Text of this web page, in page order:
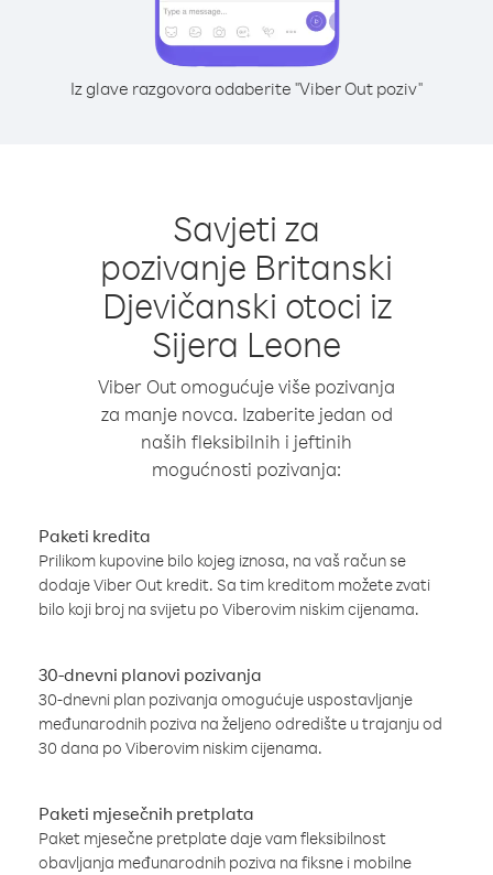
Iz glave razgovora odaberite "Viber Out poziv"
Savjeti za
pozivanje Britanski
Djevičanski otoci iz
Sijera Leone
Viber Out omogućuje više pozivanja
za manje novca. Izaberite jedan od
naših fleksibilnih i jeftinih
mogućnosti pozivanja:
Paketi kredita
Prilikom kupovine bilo kojeg iznosa, na vaš račun se
dodaje Viber Out kredit. Sa tim kreditom možete zvati
bilo koji broj na svijetu po Viberovim niskim cijenama.
30-dnevni planovi pozivanja
30-dnevni plan pozivanja omogućuje uspostavljanje
međunarodnih poziva na željeno odredište u trajanju od
30 dana po Viberovim niskim cijenama.
Paketi mjesečnih pretplata
Paket mjesečne pretplate daje vam fleksibilnost
obavljanja međunarodnih poziva na fiksne i mobilne